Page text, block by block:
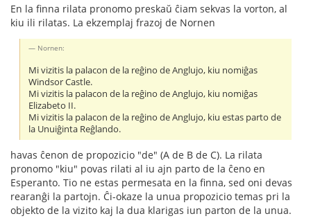
En la finna rilata pronomo preskaŭ ĉiam sekvas la vorton, al
kiu ili rilatas. La ekzemplaj frazoj de Nornen
Nornen:
Mi vizitis la palacon de la reĝino de Anglujo, kiu nomiĝas
Windsor Castle.
Mi vizitis la palacon de la reĝino de Anglujo, kiu nomiĝas
Elizabeto II.
Mi vizitis la palacon de la reĝino de Anglujo, kiu estas parto de
la Unuiĝinta Reĝlando.
havas ĉenon de propozicio "de" (A de B de C). La rilata
pronomo "kiu" povas rilati al iu ajn parto de la ĉeno en
Esperanto. Tio ne estas permesata en la finna, sed oni devas
rearanĝi la partojn. Ĉi-okaze la unua propozicio temas pri la
objekto de la vizito kaj la dua klarigas iun parton de la unua.